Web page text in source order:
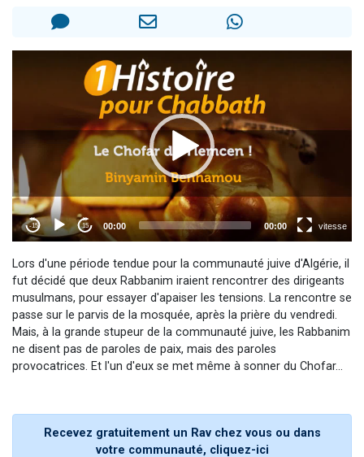
2 nouvelles musiques dans Torah-Box Music
4 personnes viennent de faire un don pour Reloger Rivka, 6 enfants, victime de violences...
Lors d'une période tendue pour la communauté juive d'Algérie, il
fut décidé que deux Rabbanim iraient rencontrer des dirigeants
musulmans, pour essayer d'apaiser les tensions. La rencontre se
passe sur le parvis de la mosquée, après la prière du vendredi.
Mais, à la grande stupeur de la communauté juive, les Rabbanim
ne disent pas de paroles de paix, mais des paroles
provocatrices. Et l'un d'eux se met même à sonner du Chofar...
Recevez gratuitement un Rav chez vous ou dans
votre communauté, cliquez-ici